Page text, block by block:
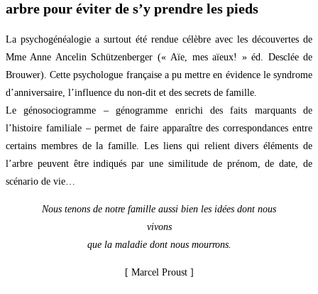
arbre pour éviter de s’y prendre les pieds
La psychogénéalogie a surtout été rendue célèbre avec les découvertes de
Mme Anne Ancelin Schützenberger (« Aïe, mes aïeux! » éd. Desclée de
Brouwer). Cette psychologue française a pu mettre en évidence le syndrome
d’anniversaire, l’influence du non-dit et des secrets de famille.
Le génosociogramme – génogramme enrichi des faits marquants de
l’histoire familiale – permet de faire apparaître des correspondances entre
certains membres de la famille. Les liens qui relient divers éléments de
l’arbre peuvent être indiqués par une similitude de prénom, de date, de
scénario de vie…
Nous tenons de notre famille aussi bien les idées dont nous
vivons
que la maladie dont nous mourrons.
[ Marcel Proust ]